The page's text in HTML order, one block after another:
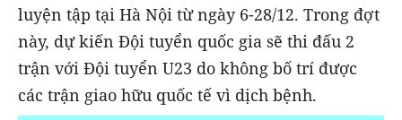
luyện tập tại Hà Nội từ ngày 6-28/12. Trong đợt
này, dự kiến Đội tuyển quốc gia sẽ thi đấu 2
trận với Đội tuyển U23 do không bố trí được
các trận giao hữu quốc tế vì dịch bệnh.